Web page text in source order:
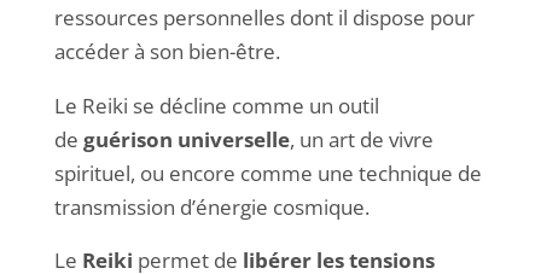
ressources personnelles dont il dispose pour
accéder à son bien-être.
Le Reiki se décline comme un outil
de guérison universelle, un art de vivre
spirituel, ou encore comme une technique de
transmission d’énergie cosmique.
Le Reiki permet de libérer les tensions